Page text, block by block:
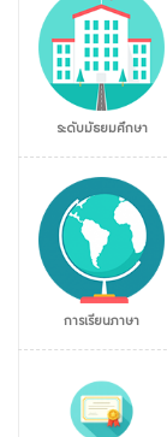
ระดับมัธยมศึกษา
การเรียนภาษา